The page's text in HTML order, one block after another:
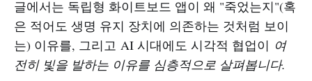
글에서는 독립형 화이트보드 앱이 왜 "죽었는지"(혹
은 적어도 생명 유지 장치에 의존하는 것처럼 보이
는) 이유를, 그리고 AI 시대에도 시각적 협업이 여
전히 빛을 발하는 이유를 심층적으로 살펴봅니다.